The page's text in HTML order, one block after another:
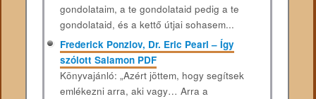
gondolataim, a te gondolataid pedig a te
gondolataid, és a kettő útjai sohasem...
Frederick Ponzlov, Dr. Eric Pearl – Így
szólott Salamon PDF
Könyvajánló: „Azért jöttem, hogy segítsek
emlékezni arra, aki vagy… Arra a